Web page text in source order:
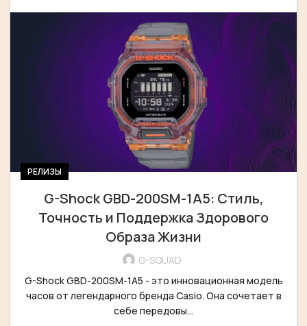
РЕЛИЗЫ
G-Shock GBD-200SM-1A5: Стиль,
Точность и Поддержка Здорового
Образа Жизни
G-SQUAD
G-Shock GBD-200SM-1A5 - это инновационная модель
часов от легендарного бренда Casio. Она сочетает в
себе передовы...